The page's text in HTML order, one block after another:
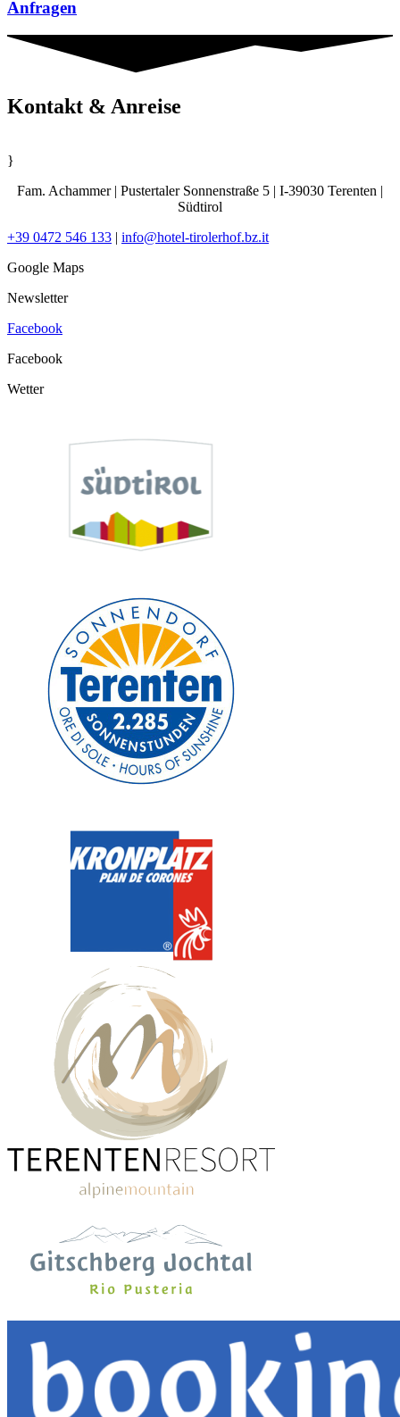
Anfragen
Kontakt & Anreise
}
Fam. Achammer | Pustertaler Sonnenstraße 5 | I-39030 Terenten |
Südtirol
+39 0472 546 133 | info@hotel-tirolerhof.bz.it
Google Maps
Newsletter
Facebook
Facebook
Wetter